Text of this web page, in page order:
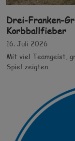
Drei-Franken-
Korbballfieber
16. Juli 2026
Mit viel Teamgeist,
Spiel zeigten…